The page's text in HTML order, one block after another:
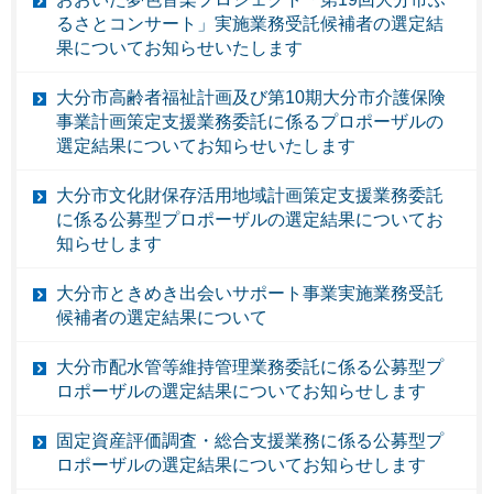
るさとコンサート」実施業務受託候補者の選定結
果についてお知らせいたします
大分市高齢者福祉計画及び第10期大分市介護保険
事業計画策定支援業務委託に係るプロポーザルの
選定結果についてお知らせいたします
大分市文化財保存活用地域計画策定支援業務委託
に係る公募型プロポーザルの選定結果についてお
知らせします
大分市ときめき出会いサポート事業実施業務受託
候補者の選定結果について
大分市配水管等維持管理業務委託に係る公募型プ
ロポーザルの選定結果についてお知らせします
固定資産評価調査・総合支援業務に係る公募型プ
ロポーザルの選定結果についてお知らせします